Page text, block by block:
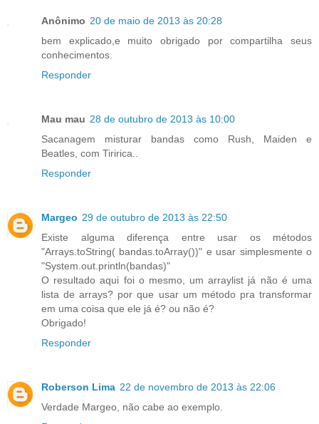
Anônimo 20 de maio de 2013 às 20:28
bem explicado,e muito obrigado por compartilha seus
conhecimentos.
Responder
Mau mau 28 de outubro de 2013 às 10:00
Sacanagem misturar bandas como Rush, Maiden e
Beatles, com Tiririca..
Responder
Margeo 29 de outubro de 2013 às 22:50
Existe alguma diferença entre usar os métodos
"Arrays.toString( bandas.toArray())" e usar simplesmente o
"System.out.println(bandas)"
O resultado aqui foi o mesmo, um arraylist já não é uma
lista de arrays? por que usar um método pra transformar
em uma coisa que ele já é? ou não é?
Obrigado!
Responder
Roberson Lima 22 de novembro de 2013 às 22:06
Verdade Margeo, não cabe ao exemplo.